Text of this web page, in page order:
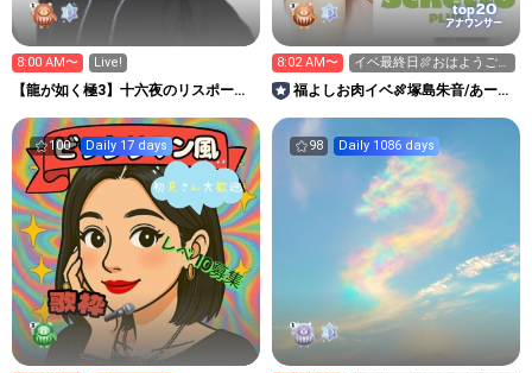
8:00 AM〜 Live!
【龍が如く極3】十六夜のリスポーン
top20
アナウンサー
8:02 AM〜
イベ最終日🍖おはようござ
います☀
福よしお肉イベ🍖塚島朱音/あーに
100 Daily 17 days 98 Daily 1086 days